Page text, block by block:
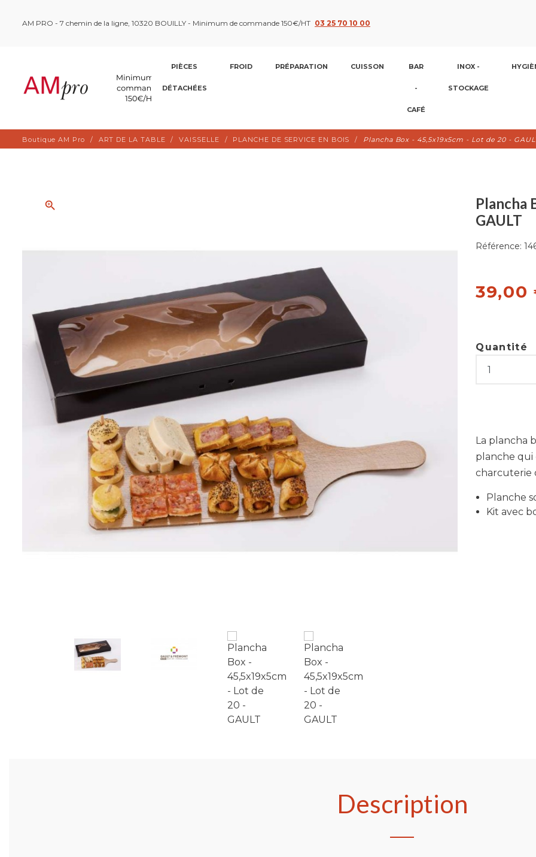
AM PRO - 7 chemin de la ligne, 10320 BOUILLY - Minimum de commande 150€/HT 03 25 70 10 00
PIÈCES
DÉTACHÉES
FROID PRÉPARATION CUISSON BAR
-
CAFÉ
INOX -
STOCKAGE
Boutique AM Pro ART DE LA TABLE VAISSELLE PLANCHE DE SERVICE EN BOIS Plancha Box - 45,5x19x5cm - Lot de 20 -
zoom_in
Plancha
GAULT
Référence:
39,00
Quantité
La plancha
planche qui
charcuterie
Planche
Kit avec
Description